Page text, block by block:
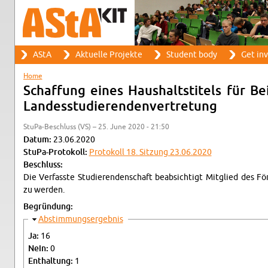
Search form
Search
Main menu
AStA Ak­tuelle Pro­jekte Stu­dent body Get
You are here
Home
Schaf­fung eines Haushalt­sti­tels für
Lan­desstudieren­den­vertre­tung
StuPa-Beschluss (VS) – 25. June 2020 - 21:50
Datum: 23.06.2020
StuPa-Pro­tokoll: Pro­tokoll 18. Sitzung 23.06.2020
Beschluss:
Die Ver­fasste Studieren­den­schaft be­ab­sichtigt Mit­glied des
zu wer­den.
Begründung:
Hide
Ab­stim­mungsergeb­nis
Ja: 16
Nein: 0
En­thal­tung: 1